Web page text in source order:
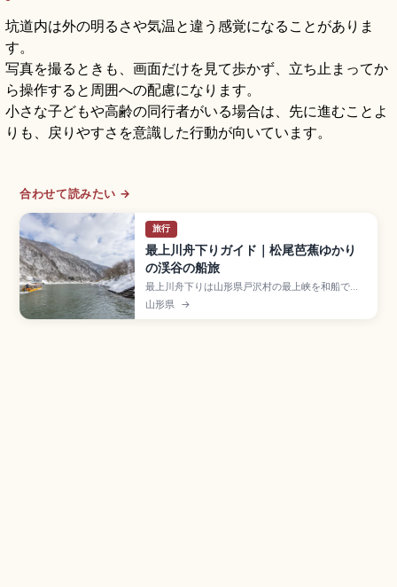
坑道内は外の明るさや気温と違う感覚になることがありま
す。
写真を撮るときも、画面だけを見て歩かず、立ち止まってか
ら操作すると周囲への配慮になります。
小さな子どもや高齢の同行者がいる場合は、先に進むことよ
りも、戻りやすさを意識した行動が向いています。
合わせて読みたい →
旅行
最上川舟下りガイド｜松尾芭蕉ゆかり
の渓谷の船旅
最上川舟下りは山形県戸沢村の最上峡を和船で下
る人気アクティビティで、全長約229kmの最上川
は松尾芭蕉「奥の細道」の舞台としても知られる
山形県 →